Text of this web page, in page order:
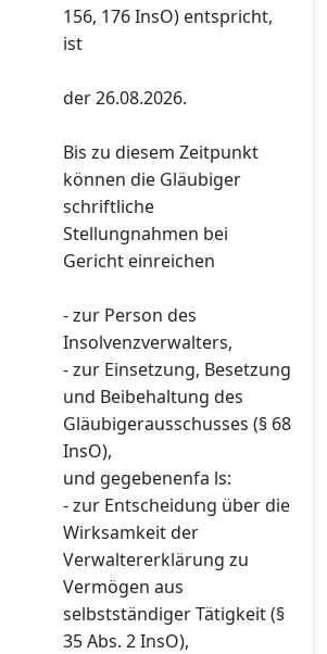
156, 176 InsO) entspricht,
ist
der 26.08.2026.
Bis zu diesem Zeitpunkt
können die Gläubiger
schriftliche
Stellungnahmen bei
Gericht einreichen
- zur Person des
Insolvenzverwalters,
- zur Einsetzung, Besetzung
und Beibehaltung des
Gläubigerausschusses (§ 68
InsO),
und gegebenenfa ls:
- zur Entscheidung über die
Wirksamkeit der
Verwaltererklärung zu
Vermögen aus
selbstständiger Tätigkeit (§
35 Abs. 2 InsO),